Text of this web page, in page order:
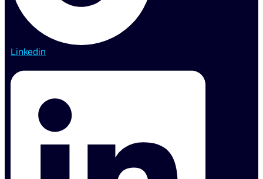
Linkedin